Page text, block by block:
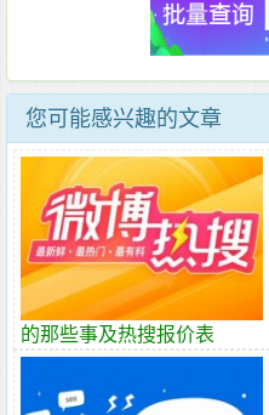
您可能感兴趣的文章
的那些事及热搜报价表